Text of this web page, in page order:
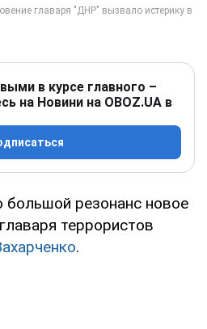
в курсе главного –
на Новини на OBOZ.UA в
большой резонанс новое
террористов
.